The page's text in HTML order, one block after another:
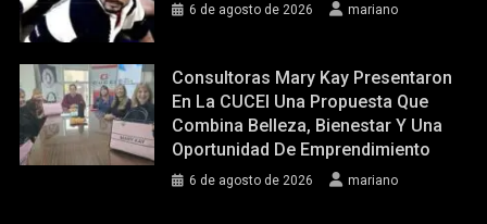
6 de agosto de 2026 mariano
Consultoras Mary Kay Presentaron
En La CUCEI Una Propuesta Que
Combina Belleza, Bienestar Y Una
Oportunidad De Emprendimiento
6 de agosto de 2026 mariano